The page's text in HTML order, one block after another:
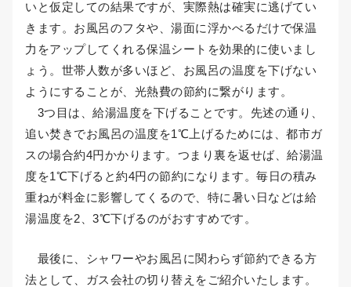
いと仮定しての結果ですが、実際熱は確実に逃げてい
きます。お風呂のフタや、湯面に浮かべるだけで保温
力をアップしてくれる保温シートを効果的に使いまし
ょう。世帯人数が多いほど、お風呂の温度を下げない
ようにすることが、光熱費の節約に繋がります。
3つ目は、給湯温度を下げることです。先述の通り、
追い焚きでお風呂の温度を1℃上げるためには、都市ガ
スの場合約4円かかります。つまり裏を返せば、給湯温
度を1℃下げると約4円の節約になります。毎日の積み
重ねが料金に影響してくるので、特に暑い日などは給
湯温度を2、3℃下げるのがおすすめです。
最後に、シャワーやお風呂に関わらず節約できる方
法として、ガス会社の切り替えをご紹介いたします。